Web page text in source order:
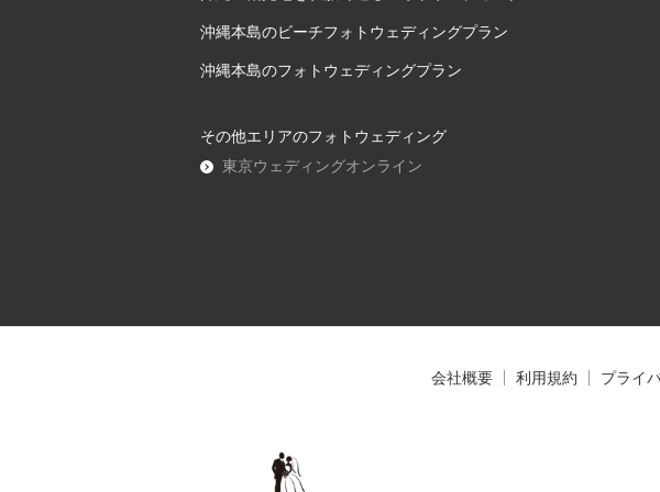
沖縄本島のビーチフォトウェディングプラン
沖縄本島のフォトウェディングプラン
その他エリアのフォトウェディング
東京ウェディングオンライン
会社概要 利用規約 プライ